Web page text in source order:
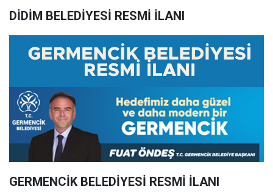
DİDİM BELEDİYESİ RESMİ İLANI
GERMENCİK BELEDİYESİ RESMİ İLANI